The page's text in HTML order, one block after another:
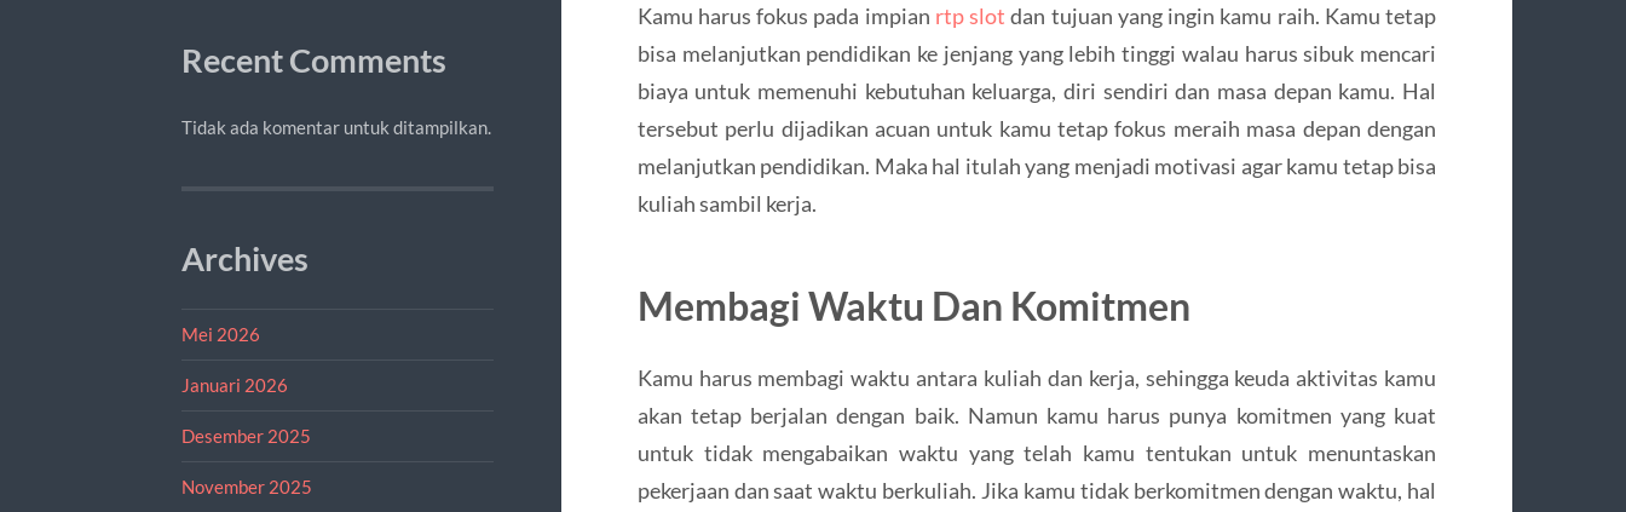
Recent Comments
Tidak ada komentar untuk ditampilkan.
Archives
Mei 2026
Januari 2026
Desember 2025
November 2025
Kamu harus fokus pada impian rtp slot dan tujuan yang ingin kamu raih. Kamu tetap
bisa melanjutkan pendidikan ke jenjang yang lebih tinggi walau harus sibuk mencari
biaya untuk memenuhi kebutuhan keluarga, diri sendiri dan masa depan kamu. Hal
tersebut perlu dijadikan acuan untuk kamu tetap fokus meraih masa depan dengan
melanjutkan pendidikan. Maka hal itulah yang menjadi motivasi agar kamu tetap bisa
kuliah sambil kerja.
Membagi Waktu Dan Komitmen
Kamu harus membagi waktu antara kuliah dan kerja, sehingga keuda aktivitas kamu
akan tetap berjalan dengan baik. Namun kamu harus punya komitmen yang kuat
untuk tidak mengabaikan waktu yang telah kamu tentukan untuk menuntaskan
pekerjaan dan saat waktu berkuliah. Jika kamu tidak berkomitmen dengan waktu, hal